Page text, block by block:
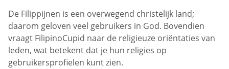
De Filippijnen is een overwegend christelijk land;
daarom geloven veel gebruikers in God. Bovendien
vraagt FilipinoCupid naar de religieuze oriëntaties van
leden, wat betekent dat je hun religies op
gebruikersprofielen kunt zien.